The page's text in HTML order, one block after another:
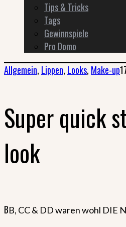
Tips & Tricks
Tags
Gewinnspiele
Pro Domo
Allgemein, Lippen, Looks, Make-up
Super quick
look
BB, CC & DD waren wohl DIE